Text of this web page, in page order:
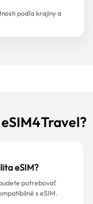
podľa krajiny a
eSIM?
potrebovať
s eSIM.